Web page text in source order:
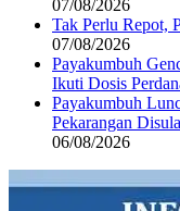
07/08/2026
Tak Perlu Repot,
07/08/2026
Payakumbuh
Ikuti Dosis
Payakumbuh
Pekarangan
06/08/2026